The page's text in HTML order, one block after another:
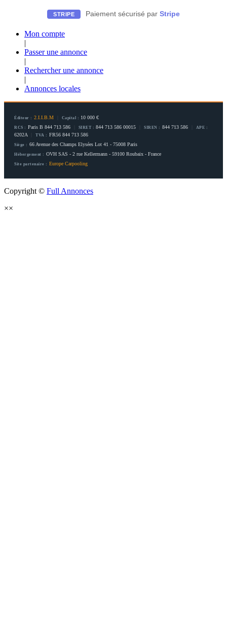
STRIPE Paiement sécurisé par Stripe
Mon compte
|
Passer une annonce
|
Rechercher une annonce
|
Annonces locales
Éditeur : 2.I.I.B.M Capital : 10 000 €
RCS : Paris B 844 713 586 SIRET : 844 713 586 00015 SIREN : 844 713 586 APE :
6202A TVA : FR56 844 713 586
Siège : 66 Avenue des Champs Elysées Lot 41 - 75008 Paris
Hébergement : OVH SAS - 2 rue Kellermann - 59100 Roubaix - France
Site partenaire : Europe Carpooling
Copyright © Full Annonces
××